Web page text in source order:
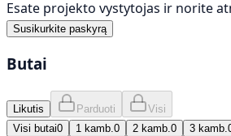
Esate projekto vystytojas ir norite
Susikurkite paskyrą
Butai
Likutis Parduoti
Visi
Visi butai0 1 kamb. 0 2 kamb. 0 3 kamb.